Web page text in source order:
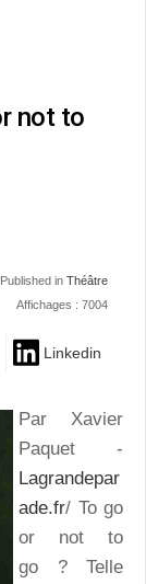
not to
Published in Théâtre
Affichages : 7004
Linkedin
Par Xavier
Paquet -
Lagrandepar
ade.fr/ To go
or not to
go ? Telle